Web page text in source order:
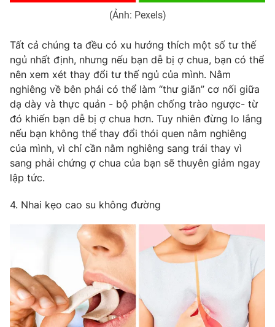
® Cấm sao chép dưới mọi hình thức nếu không có sự chấp
thuận bằng văn bản. Ghi rõ nguồn VTV.vn khi phát hành lại
thông tin từ website này.
(Ảnh: Pexels)
Tất cả chúng ta đều có xu hướng thích một số tư thế
ngủ nhất định, nhưng nếu bạn dễ bị ợ chua, bạn có thể
nên xem xét thay đổi tư thế ngủ của mình. Nằm
nghiêng về bên phải có thể làm “thư giãn” cơ nối giữa
dạ dày và thực quản - bộ phận chống trào ngược- từ
đó khiến bạn dễ bị ợ chua hơn. Tuy nhiên đừng lo lắng
nếu bạn không thể thay đổi thói quen nằm nghiêng
của mình, vì chỉ cần nằm nghiêng sang trái thay vì
sang phải chứng ợ chua của bạn sẽ thuyên giảm ngay
lập tức.
4. Nhai kẹo cao su không đường